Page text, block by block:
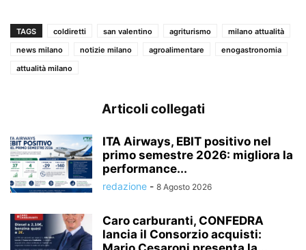
TAGS coldiretti san valentino agriturismo
milano attualità
news milano
notizie milano agroalimentare
enogastronomia
attualità milano
Articoli collegati
ITA Airways, EBIT positivo nel
primo semestre 2026: migliora la
performance...
redazione - 8 Agosto 2026
Caro carburanti, CONFEDRA
lancia il Consorzio acquisti: